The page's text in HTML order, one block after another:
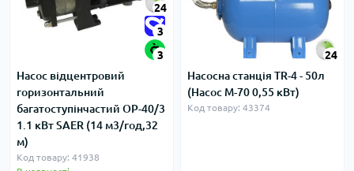
24
3
3
Насос відцентровий
горизонтальний
багатоступінчастий OP-40/3
1.1 кВт SAER (14 м3/год,32
м)
Код товару: 41938
24
Насосна станція TR-4 - 50л
(Насос M-70 0,55 кВт)
Код товару: 43374